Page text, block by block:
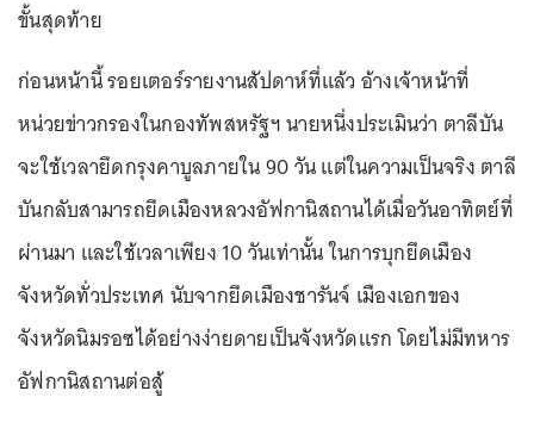
ขั้นสุดท้าย
ก่อนหน้านี้ รอยเตอร์รายงานสัปดาห์ที่แล้ว อ้างเจ้าหน้าที่
หน่วยข่าวกรองในกองทัพสหรัฐฯ นายหนึ่งประเมินว่า ตาลีบัน
จะใช้เวลายึดกรุงคาบูลภายใน 90 วัน แต่ในความเป็นจริง ตาลี
บันกลับสามารถยึดเมืองหลวงอัฟกานิสถานได้เมื่อวันอาทิตย์ที่
ผ่านมา และใช้เวลาเพียง 10 วันเท่านั้น ในการบุกยึดเมือง
จังหวัดทั่วประเทศ นับจากยึดเมืองชารันจ์ เมืองเอกของ
จังหวัดนิมรอซได้อย่างง่ายดายเป็นจังหวัดแรก โดยไม่มีทหาร
อัฟกานิสถานต่อสู้